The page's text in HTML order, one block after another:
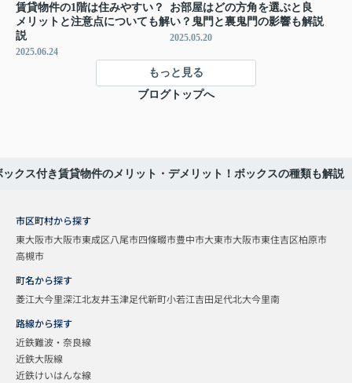
賃貸物件の1階は住みやすい？
メリットと注意点についても解
説
2025.06.24
お部屋はどの方角を選ぶと良
い？鬼門と裏鬼門の影響も解説
2025.05.20
もっと見る
ブログトップへ
ックス付き賃貸物件のメリット・デメリット！ボックスの種類も解説
市区町村から探す
東大阪市大阪市東成区八尾市四條畷市豊中市大東市大阪市東住吉区柏原市
高槻市
町名から探す
菱江大今里深江北友井玉津足代新町小若江吉田足代北大今里南
路線から探す
近鉄難波・奈良線
近鉄大阪線
近鉄けいはんな線